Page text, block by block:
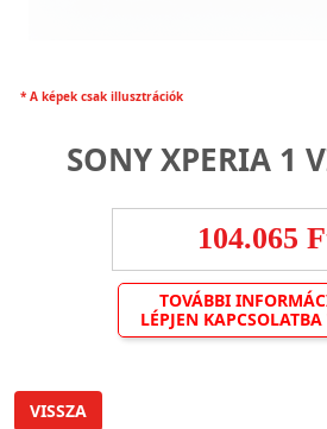
* A képek csak illusztrációk
SONY XPERIA 1
104.065
TOVÁBBI
LÉPJEN
VISSZA